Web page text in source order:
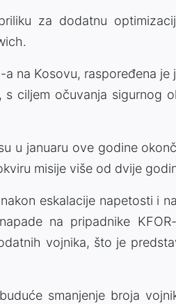
za dodatnu
a na Kosovu, raspoređena
s ciljem očuvanja sigurnog
u januaru ove godine
misije više od dvije
eskalacije napetosti i
na pripadnike
vojnika, što je
smanjenje broja